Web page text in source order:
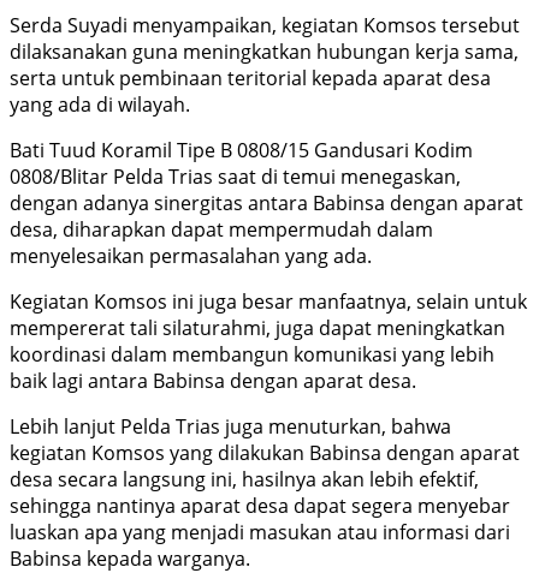
Serda Suyadi menyampaikan, kegiatan Komsos tersebut
dilaksanakan guna meningkatkan hubungan kerja sama,
serta untuk pembinaan teritorial kepada aparat desa
yang ada di wilayah.
Bati Tuud Koramil Tipe B 0808/15 Gandusari Kodim
0808/Blitar Pelda Trias saat di temui menegaskan,
dengan adanya sinergitas antara Babinsa dengan aparat
desa, diharapkan dapat mempermudah dalam
menyelesaikan permasalahan yang ada.
Kegiatan Komsos ini juga besar manfaatnya, selain untuk
mempererat tali silaturahmi, juga dapat meningkatkan
koordinasi dalam membangun komunikasi yang lebih
baik lagi antara Babinsa dengan aparat desa.
Lebih lanjut Pelda Trias juga menuturkan, bahwa
kegiatan Komsos yang dilakukan Babinsa dengan aparat
desa secara langsung ini, hasilnya akan lebih efektif,
sehingga nantinya aparat desa dapat segera menyebar
luaskan apa yang menjadi masukan atau informasi dari
Babinsa kepada warganya.